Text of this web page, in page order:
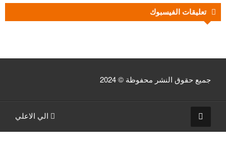
تعليقات الفيسبوك
جميع حقوق النشر محفوظة © 2024
الي الاعلي